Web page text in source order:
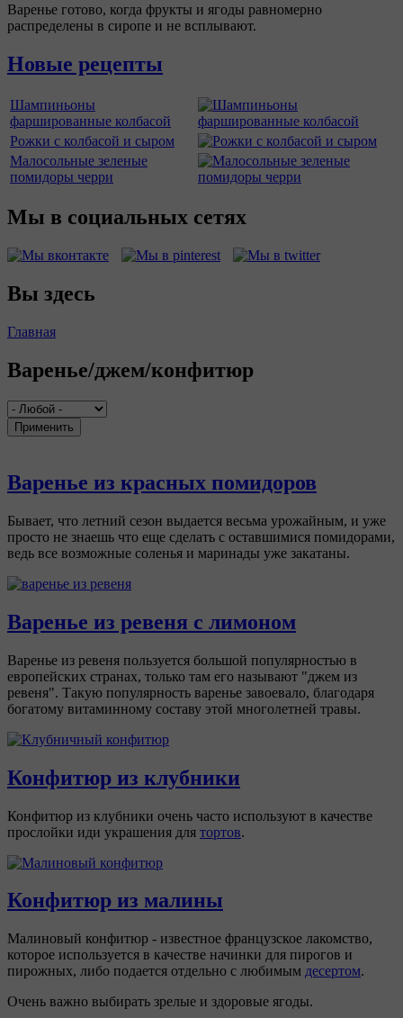
Варенье готово, когда фрукты и ягоды равномерно
распределены в сиропе и не всплывают.
Новые рецепты
Шампиньоны
фаршированные колбасой
Рожки с колбасой и сыром
Малосольные зеленые
помидоры черри
Мы в социальных сетях
Вы здесь
Главная
Варенье/джем/конфитюр
Применить
Варенье из красных помидоров
Бывает, что летний сезон выдается весьма урожайным, и уже
просто не знаешь что еще сделать с оставшимися помидорами,
ведь все возможные соленья и маринады уже закатаны.
Варенье из ревеня с лимоном
Варенье из ревеня пользуется большой популярностью в
европейских странах, только там его называют "джем из
ревеня". Такую популярность варенье завоевало, благодаря
богатому витаминному составу этой многолетней травы.
Конфитюр из клубники
Конфитюр из клубники очень часто используют в качестве
прослойки иди украшения для тортов.
Конфитюр из малины
Малиновый конфитюр - известное французское лакомство,
которое используется в качестве начинки для пирогов и
пирожных, либо подается отдельно с любимым десертом.
Очень важно выбирать зрелые и здоровые ягоды.